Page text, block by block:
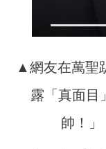
▲網友在萬聖
露「真面目
帥！」